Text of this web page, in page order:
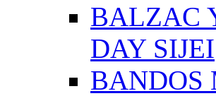
BALZAC
DAY SIJEI
BANDOS